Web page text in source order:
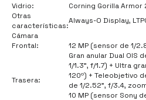
Vidrio:
Corning Gorilla Armor
Otras
características:
Always-O Display,
Cámara
Frontal:
12 MP (sensor de 1/
Trasera:
Gran anular Dual OIS
1/1.3", f/1.7) + Ultra
120º) + Teleobjetivo
de 1/2.52", f/3.4,
10 MP (sensor Sony